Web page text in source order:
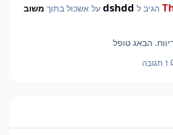
הגיב ל dshddעל אשכול בתוך משוב
הבאג טופל